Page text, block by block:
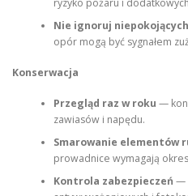
Nie ignoruj
opór mogą być sygnałem
Konserwacja
Przegląd raz w roku —
zawiasów i napędu.
Smarowanie elementów
prowadnice wymagają
Kontrola zabezpieczeń —